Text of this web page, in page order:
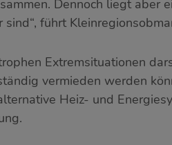
Dennoch liegt aber
führt
Extremsituationen
vermieden werden
Heiz- und